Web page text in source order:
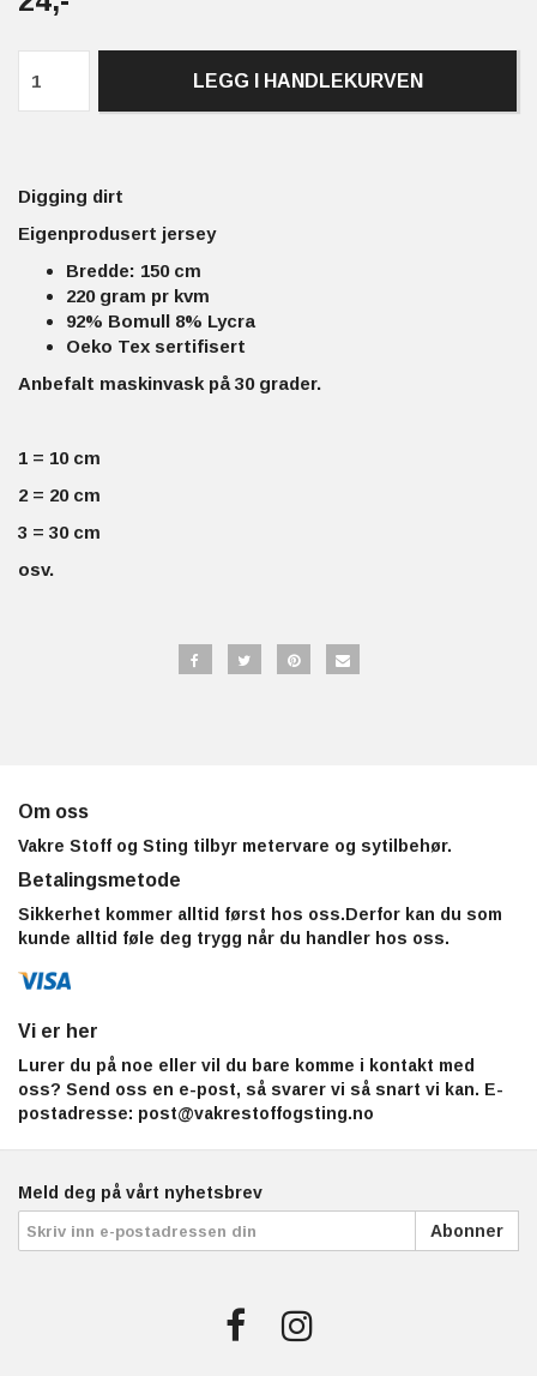
LEGG I HANDLEKURVEN
Digging dirt
Eigenprodusert jersey
Bredde: 150 cm
220 gram pr kvm
92% Bomull 8% Lycra
Oeko Tex sertifisert
Anbefalt maskinvask på 30 grader.
1 = 10 cm
2 = 20 cm
3 = 30 cm
osv.
Om oss
Vakre Stoff og Sting tilbyr metervare og sytilbehør.
Betalingsmetode
Sikkerhet kommer alltid først hos oss.Derfor kan du som
kunde alltid føle deg trygg når du handler hos oss.
Vi er her
Lurer du på noe eller vil du bare komme i kontakt med
oss? Send oss en e-post, så svarer vi så snart vi kan. E-
postadresse: post@vakrestoffogsting.no
Meld deg på vårt nyhetsbrev
Abonner